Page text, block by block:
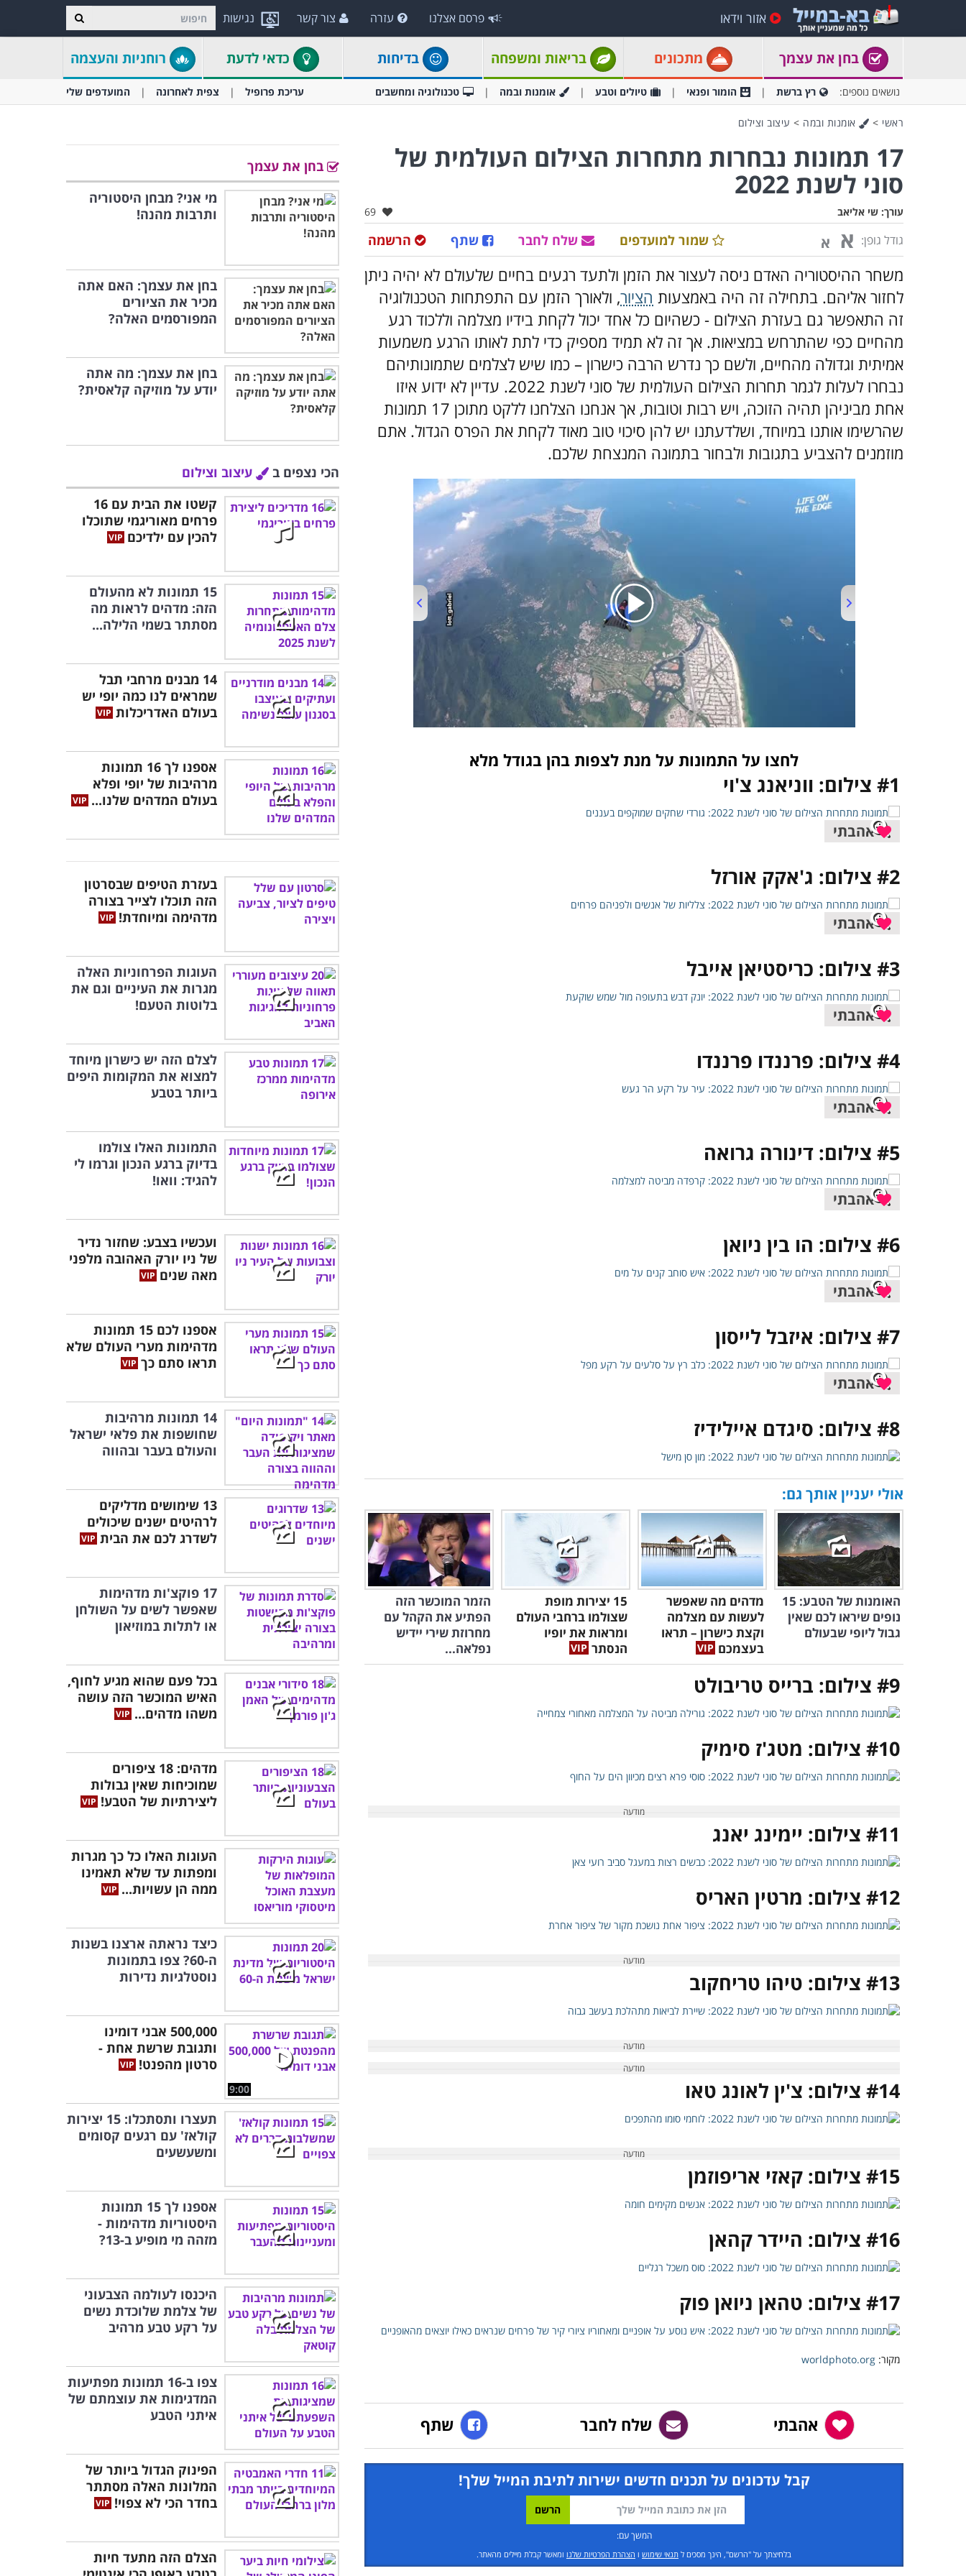
נגישות אזור וידאו פרסם אצלנו עזרה צור קשר
בחן את עצמך מתכונים בריאות ומשפחה בדיחות כדאי לדעת רוחניות והעצמה
נושאים נוספים: רץ ברשת הומור ופנאי טיולים וטבע אומנות ובמה טכנולוגיה ומחשבים עריכת פרופיל צפית לאחרונה המועדפים שלי
ראשי > אומנות ובמה > עיצוב וצילום
17 תמונות נבחרות מתחרות הצילום העולמית של
סוני לשנת 2022
עורך: שי אליאב אהבו:
69
גודל גופן: א א הרשמה שתף שלח לחבר שמור למועדפים
משחר ההיסטוריה האדם ניסה לעצור את הזמן ולתעד רגעים בחיים שלעולם לא יהיה ניתן
לחזור אליהם. בתחילה זה היה באמצעות הציור, ולאורך הזמן עם התפתחות הטכנולוגיה
זה התאפשר גם בעזרת הצילום - כשהיום כל אחד יכול לקחת בידיו מצלמה וללכוד רגע
מהחיים כפי שהתרחש במציאות. אך זה לא תמיד מספיק כדי לתת לאותו הרגע משמעות
אמיתית וגדולה מהחיים, ולשם כך נדרש הרבה כישרון – כמו שיש לצלמים שתמונותיהם
נבחרו לעלות לגמר תחרות הצילום העולמית של סוני לשנת 2022. עדיין לא ידוע איזו
אחת מביניהן תהיה הזוכה, ויש רבות וטובות, אך אנחנו הצלחנו ללקט מתוכן 17 תמונות
שהרשימו אותנו במיוחד, ושלדעתנו יש להן סיכוי טוב מאוד לקחת את הפרס הגדול. אתם
מוזמנים להצביע בתגובות ולבחור בתמונה המנצחת שלכם.
00:00 04:22
לחצו על התמונות על מנת לצפות בהן בגודל מלא
#1 צילום: ווניאנג צ'וי
אהבתי
#2 צילום: ג'אקק אורזל
אהבתי
#3 צילום: כריסטיאן אייבל
אהבתי
#4 צילום: פרננדו פרננדו
אהבתי
#5 צילום: דינורה גרואה
אהבתי
#6 צילום: הו בין ניואן
אהבתי
#7 צילום: איזבל לייסון
אהבתי
#8 צילום: סיגדם איילידיז
אולי יעניין אותך גם:
האומנות של הטבע: 15
נופים שיראו לכם שאין
גבול ליופי שבעולם
מדהים מה שאפשר
לעשות עם מצלמה
וקצת כישרון – תראו
בעצמכם
15 יצירות מופת
שצולמו ברחבי העולם
ומראות את יופיו
הנסתר
הזמר המוכשר הזה
הפתיע את הקהל עם
מחרוזת שירי יידיש
נפלאה...
#9 צילום: ברייס טריבולט
#10 צילום: מטג'ז סימיק
#11 צילום: יימינג יאנג
#12 צילום: מרטין האריס
#13 צילום: טיהו טריחקוב
#14 צילום: צ'ין לאונג טאו
#15 צילום: קאזי אריפוזמן
#16 צילום: היידר קהאן
#17 צילום: טהאן ניואן פוק
מקור: worldphoto.org
אהבתי שלח לחבר שתף
קבל עדכונים על תכנים חדשים ישירות לתיבת המייל שלך!
המשך עם:
בלחיצתך על "הרשם", הינך מסכים ל תנאי שימוש ו הצהרת הפרטיות שלנו ומאשר קבלת מיילים מהאתר.
בחן את עצמך
מי אני? מבחן היסטוריה
ותרבות מהנה!
בחן את עצמך: האם אתה
מכיר את הציורים
המפורסמים האלה?
בחן את עצמך: מה אתה
יודע על מוזיקה קלאסית?
הכי נצפים ב
עיצוב וצילום
קשטו את הבית עם 16
פרחים מאוריגמי שתוכלו
להכין עם ילדיכם
15 תמונות לא מהעולם
הזה: מדהים לראות מה
מסתתר בשמי הלילה...
14 מבנים מרחבי תבל
שמראים לנו כמה יופי יש
בעולם האדריכלות
אספנו לך 16 תמונות
מרהיבות של יופי ופלא
בעולם המדהים שלנו...
בעזרת הטיפים שבסרטון
הזה תוכלו לצייר בצורה
מדהימה ומיוחדת!
העוגות הפרחוניות האלה
מגרות את העיניים וגם את
בלוטות הטעם!
לצלם הזה יש כישרון מיוחד
למצוא את המקומות היפים
ביותר בטבע
התמונות האלו צולמו
בדיוק ברגע הנכון וגרמו לי
להגיד: וואו!
ועכשיו בצבע: שחזור נדיר
של ניו יורק האהובה מלפני
מאה שנים
אספנו לכם 15 תמונות
מדהימות מערי העולם שלא
תראו סתם כך
14 תמונות מרהיבות
שחושפות את פלאי ישראל
והעולם בעבר ובהווה
13 שימושים מדליקים
לרהיטים ישנים שיכולים
לשדרג לכם את הבית
17 פוקצ'ות מדהימות
שאפשר לשים על השולחן
או לתלות במוזיאון
בכל פעם שהוא מגיע לחוף,
האיש המוכשר הזה עושה
משהו מדהים...
מדהים: 18 ציפורים
שמוכיחות שאין גבולות
ליצירתיות של הטבע!
העוגות האלו כל כך מגרות
ומפתות עד שלא תאמינו
ממה הן עשויות...
כיצד נראתה ארצנו בשנות
ה-60? צפו בתמונות
נוסטלגיות נדירות
9:00
500,000 אבני דומינו
ותגובת שרשת אחת -
סרטון מהפנט!
תעצרו ותסתכלו: 15 יצירות
קולאז' עם רגעים קסומים
ומשעשעים
אספנו לך 15 תמונות
היסטוריות מדהימות -
מזהה מי מופיע ב-13?
היכנסו לעולמה הצבעוני
של צלמת שלוכדת נשים
על רקע טבע מרהיב
צפו ב-16 תמונות מפתיעות
המדגימות את עוצמתם של
איתני הטבע
הפינוק הגדול ביותר של
המלונות האלה מסתתר
בחדר הכי לא צפוי!
הצלם הזה מתעד חיות